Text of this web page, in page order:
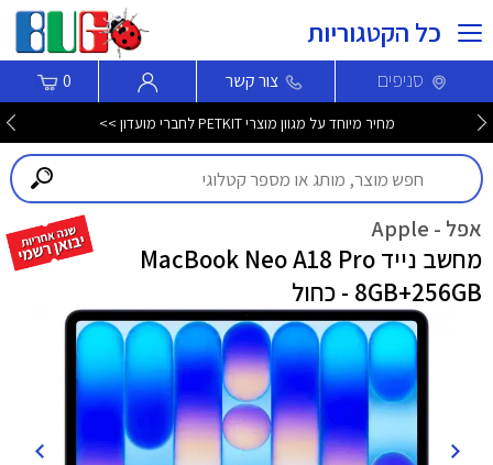
כל הקטגוריות
סניפים צור קשר 0
מחיר מיוחד על מגוון מוצרי PETKIT לחברי מועדון >>
אפל - Apple
מחשב נייד MacBook Neo A18 Pro
8GB+256GB - כחול